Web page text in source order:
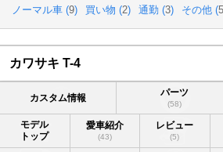
ノーマル車 (9) 買い物 (2) 通勤 (3) その他 (5
カワサキ T-4
カスタム情報 パーツ
(58)
モデル
トップ
愛車紹介
(43)
レビュー
(5)